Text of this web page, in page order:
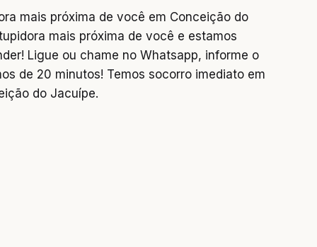
mais próxima de você em Conceição do
mais próxima de você e estamos
Ligue ou chame no Whatsapp, informe o
de 20 minutos! Temos socorro imediato em
do Jacuípe.